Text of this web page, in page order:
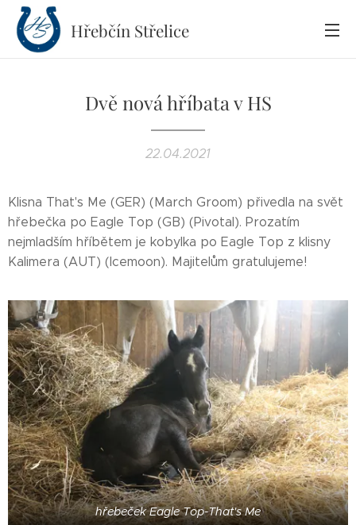
Hřebčín Střelice
Dvě nová hříbata v HS
22.04.2021
Klisna That's Me (GER) (March Groom) přivedla na svět
hřebečka po Eagle Top (GB) (Pivotal). Prozatím
nejmladším hříbětem je kobylka po Eagle Top z klisny
Kalimera (AUT) (Icemoon). Majitelům gratulujeme!
hřebeček Eagle Top-That's Me